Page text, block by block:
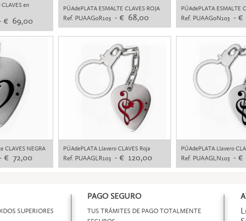
en
€ 69,00
PÚAdePLATA ESMALTE CLAVES ROJA
Ref. PUAAG0R103 - € 68,00
PÚAdePLATA ESMALTE
Ref. PUAAG0N103 - €
CLAVES NEGRA
- € 72,00
PÚAdePLATA Llavero CLAVES Roja
Ref. PUAAGLR103 - € 120,00
PÚAdePLATA Llavero
Ref. PUAAGLN103 - €
SUPERIORES
PAGO SEGURO
TUS TRÁMITES DE PAGO TOTALMENTE